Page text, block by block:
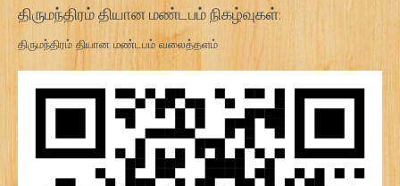
திருமந்திரம் தியான மண்டபம் நிகழ்வுகள்:
திருமந்திரம் தியான மண்டபம் வலைத்தளம்